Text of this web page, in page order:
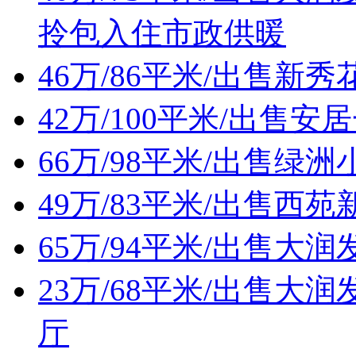
拎包入住市政供暖
46万/86平米/出售新秀
42万/100平米/出售安
66万/98平米/出售绿洲
49万/83平米/出售西苑
65万/94平米/出售大润
23万/68平米/出售大润
厅